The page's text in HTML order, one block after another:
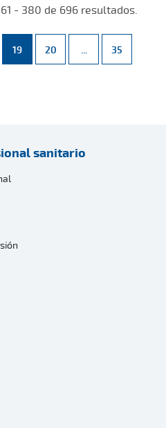
- 380 de 696 resultados.
Use TAB para desplazarse.
Página
19 Página
20 ... Páginas
Página
35
sanitario